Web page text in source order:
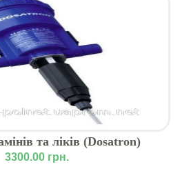
та ліків (Dosatron)
3300.00 грн.